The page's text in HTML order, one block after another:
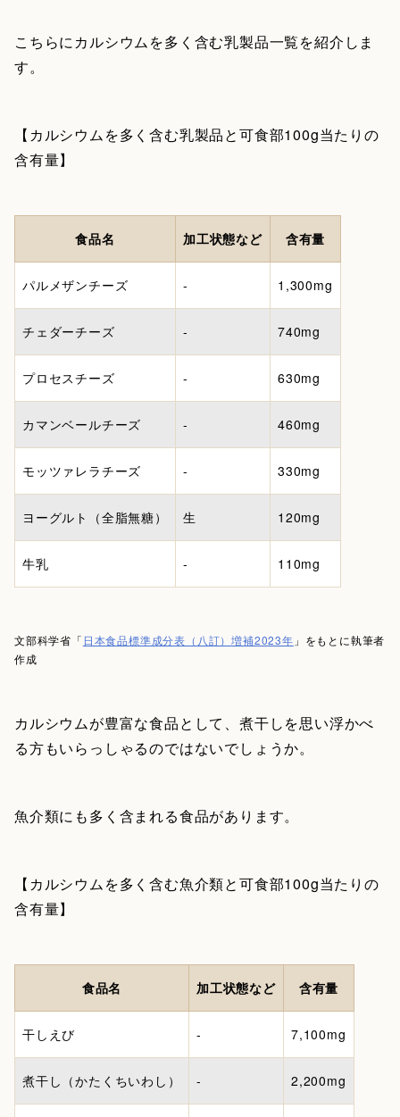
こちらにカルシウムを多く含む乳製品一覧を紹介しま
す。
【カルシウムを多く含む乳製品と可食部100g当たりの
含有量】
食品名 加工状態など 含有量
パルメザンチーズ - 1,300mg
チェダーチーズ - 740mg
プロセスチーズ - 630mg
カマンベールチーズ - 460mg
モッツァレラチーズ - 330mg
ヨーグルト（全脂無糖） 生 120mg
牛乳 - 110mg
文部科学省「 日本食品標準成分表（八訂）増補2023年 」をもとに執筆者
作成
カルシウムが豊富な食品として、煮干しを思い浮かべ
る方もいらっしゃるのではないでしょうか。
魚介類にも多く含まれる食品があります。
【カルシウムを多く含む魚介類と可食部100g当たりの
含有量】
食品名 加工状態など 含有量
干しえび - 7,100mg
煮干し（かたくちいわし） - 2,200mg